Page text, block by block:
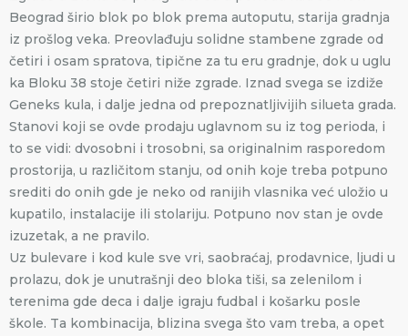
Beograd širio blok po blok prema autoputu, starija gradnja
iz prošlog veka. Preovlađuju solidne stambene zgrade od
četiri i osam spratova, tipične za tu eru gradnje, dok u uglu
ka Bloku 38 stoje četiri niže zgrade. Iznad svega se izdiže
Geneks kula, i dalje jedna od prepoznatljivijih silueta grada.
Stanovi koji se ovde prodaju uglavnom su iz tog perioda, i
to se vidi: dvosobni i trosobni, sa originalnim rasporedom
prostorija, u različitom stanju, od onih koje treba potpuno
srediti do onih gde je neko od ranijih vlasnika već uložio u
kupatilo, instalacije ili stolariju. Potpuno nov stan je ovde
izuzetak, a ne pravilo.
Uz bulevare i kod kule sve vri, saobraćaj, prodavnice, ljudi u
prolazu, dok je unutrašnji deo bloka tiši, sa zelenilom i
terenima gde deca i dalje igraju fudbal i košarku posle
škole. Ta kombinacija, blizina svega što vam treba, a opet